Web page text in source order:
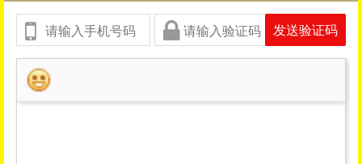
发送验证码